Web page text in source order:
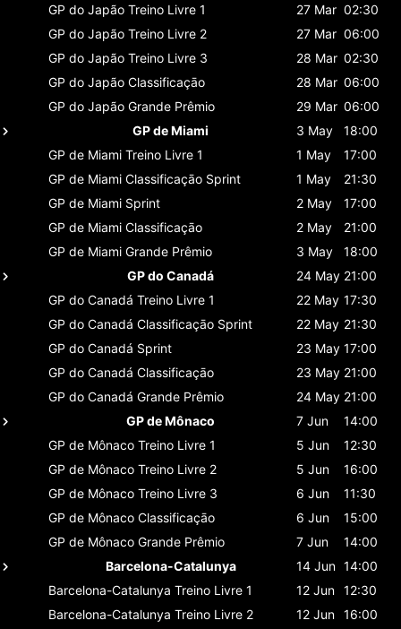
GP do Japão Treino Livre 1 27 Mar 02:30
GP do Japão Treino Livre 2 27 Mar 06:00
GP do Japão Treino Livre 3 28 Mar 02:30
GP do Japão Classificaçāo 28 Mar 06:00
GP do Japão Grande Prêmio 29 Mar 06:00
GP de Miami
3 May
18:00
GP de Miami Treino Livre 1 1 May
17:00
GP de Miami Classificaçāo Sprint 1 May
21:30
GP de Miami Sprint 2 May
17:00
GP de Miami Classificaçāo 2 May
21:00
GP de Miami Grande Prêmio 3 May
18:00
GP do Canadá
24 May 21:00
GP do Canadá Treino Livre 1 22 May 17:30
GP do Canadá Classificaçāo Sprint 22 May 21:30
GP do Canadá Sprint 23 May 17:00
GP do Canadá Classificaçāo 23 May 21:00
GP do Canadá Grande Prêmio 24 May 21:00
GP de Mônaco
7 Jun
14:00
GP de Mônaco Treino Livre 1 5 Jun
12:30
GP de Mônaco Treino Livre 2 5 Jun
16:00
GP de Mônaco Treino Livre 3 6 Jun
11:30
GP de Mônaco Classificaçāo 6 Jun
15:00
GP de Mônaco Grande Prêmio 7 Jun
14:00
Barcelona-Catalunya
14 Jun 14:00
Barcelona-Catalunya Treino Livre 1 12 Jun 12:30
Barcelona-Catalunya Treino Livre 2 12 Jun 16:00